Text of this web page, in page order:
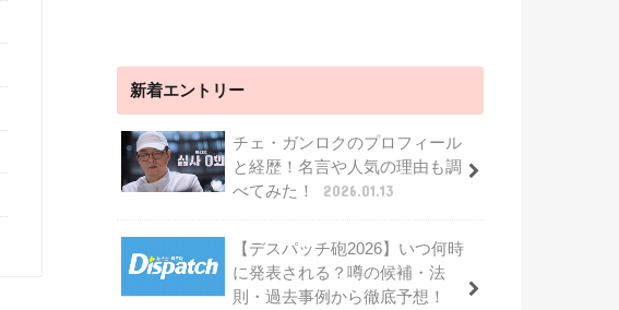
新着エントリー
チェ・ガンロクのプロフィール
と経歴！名言や人気の理由も調
べてみた！
2026.01.13
【デスパッチ砲2026】いつ何時
に発表される？噂の候補・法
則・過去事例から徹底予想！